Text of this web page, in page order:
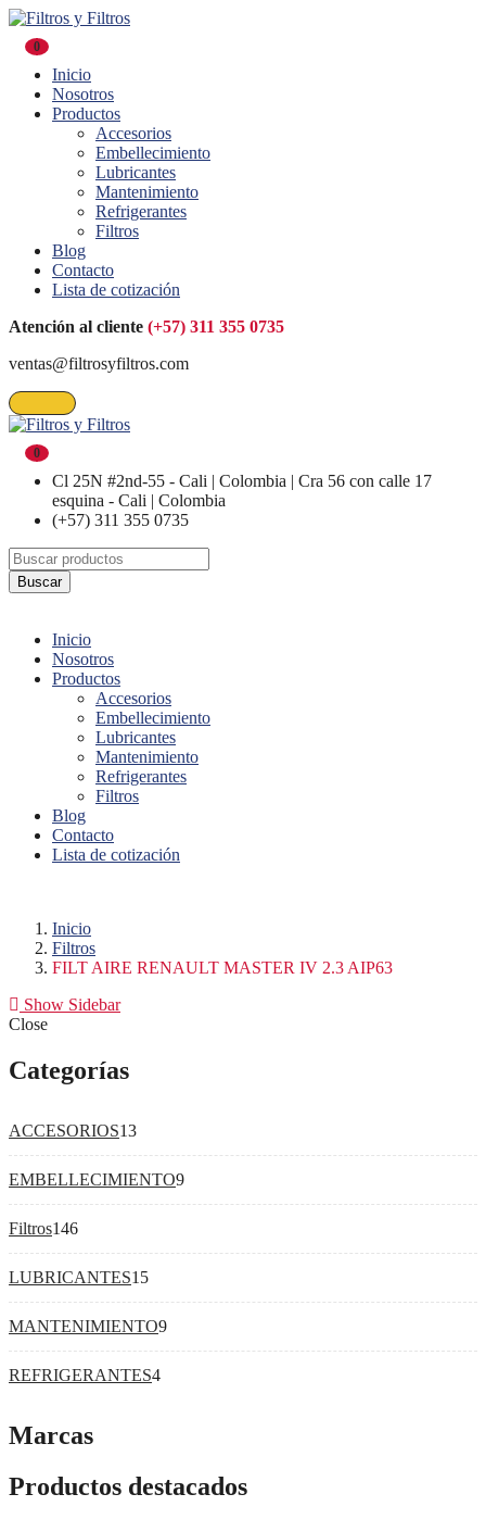
0
Inicio
Nosotros
Productos
Accesorios
Embellecimiento
Lubricantes
Mantenimiento
Refrigerantes
Filtros
Blog
Contacto
Lista de cotización
Atención al cliente (+57) 311 355 0735
ventas@filtrosyfiltros.com
0
Cl 25N #2nd-55 - Cali | Colombia | Cra 56 con calle 17
esquina - Cali | Colombia
(+57) 311 355 0735
Buscar
Inicio
Nosotros
Productos
Accesorios
Embellecimiento
Lubricantes
Mantenimiento
Refrigerantes
Filtros
Blog
Contacto
Lista de cotización
Inicio
Filtros
FILT AIRE RENAULT MASTER IV 2.3 AIP63
Show Sidebar
Close
Categorías
ACCESORIOS1313
productos
EMBELLECIMIENTO99
productos
Filtros146146
productos
LUBRICANTES1515
productos
MANTENIMIENTO99
productos
REFRIGERANTES44
Marcas
Productos destacados